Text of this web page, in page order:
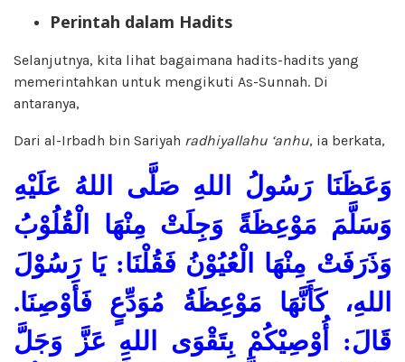
Perintah dalam Hadits
Selanjutnya, kita lihat bagaimana hadits-hadits yang
memerintahkan untuk mengikuti As-Sunnah. Di
antaranya,
Dari al-Irbadh bin Sariyah radhiyallahu ‘anhu, ia berkata,
وَعَظَنَا رَسُولُ اللهِ صَلَّى اللهُ عَلَيْهِ
وَسَلَّمَ مَوْعِظَةً وَجِلَتْ مِنْهَا الْقُلُوْبُ
وَذَرَفَتْ مِنْهَا الْعُيُوْنُ فَقُلْنَا: يَا رَسُوْلَ
اللهِ، كَأَنَّهَا مَوْعِظَةُ مُوَدِّعٍ فَأَوْصِنَا.
قَالَ: أُوْصِيْكُمْ بِتَقْوَى اللهِ عَزَّ وَجَلَّ